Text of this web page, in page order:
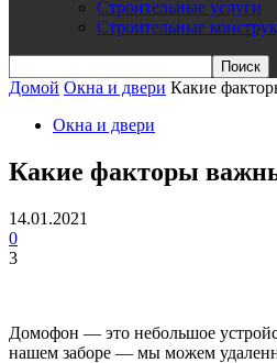
Строительные услуги
Строительные
Домой Окна и двери Какие
Окна и двери
Какие факторы
14.01.2021
0
3
Домофон — это небольшое
нашем заборе — мы можем